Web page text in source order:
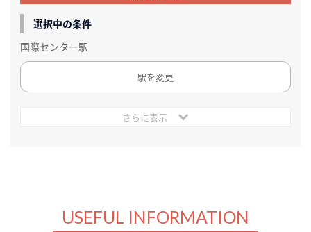
選択中の条件
国際センター駅
駅を変更
さらに表示
USEFUL INFORMATION